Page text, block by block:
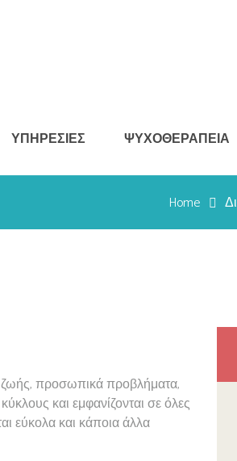
ΥΠΗΡΕΣΙΕΣ ΨΥΧΟΘΕΡΑΠΕΙΑ
Home
ζωής, προσωπικά προβλήματα,
και εμφανίζονται σε όλες
εύκολα και κάποια άλλα